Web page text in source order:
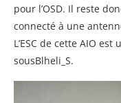
pour l’OSD. Il reste
connecté à une
L’ESC de cette AIO
sousBlheli_S.